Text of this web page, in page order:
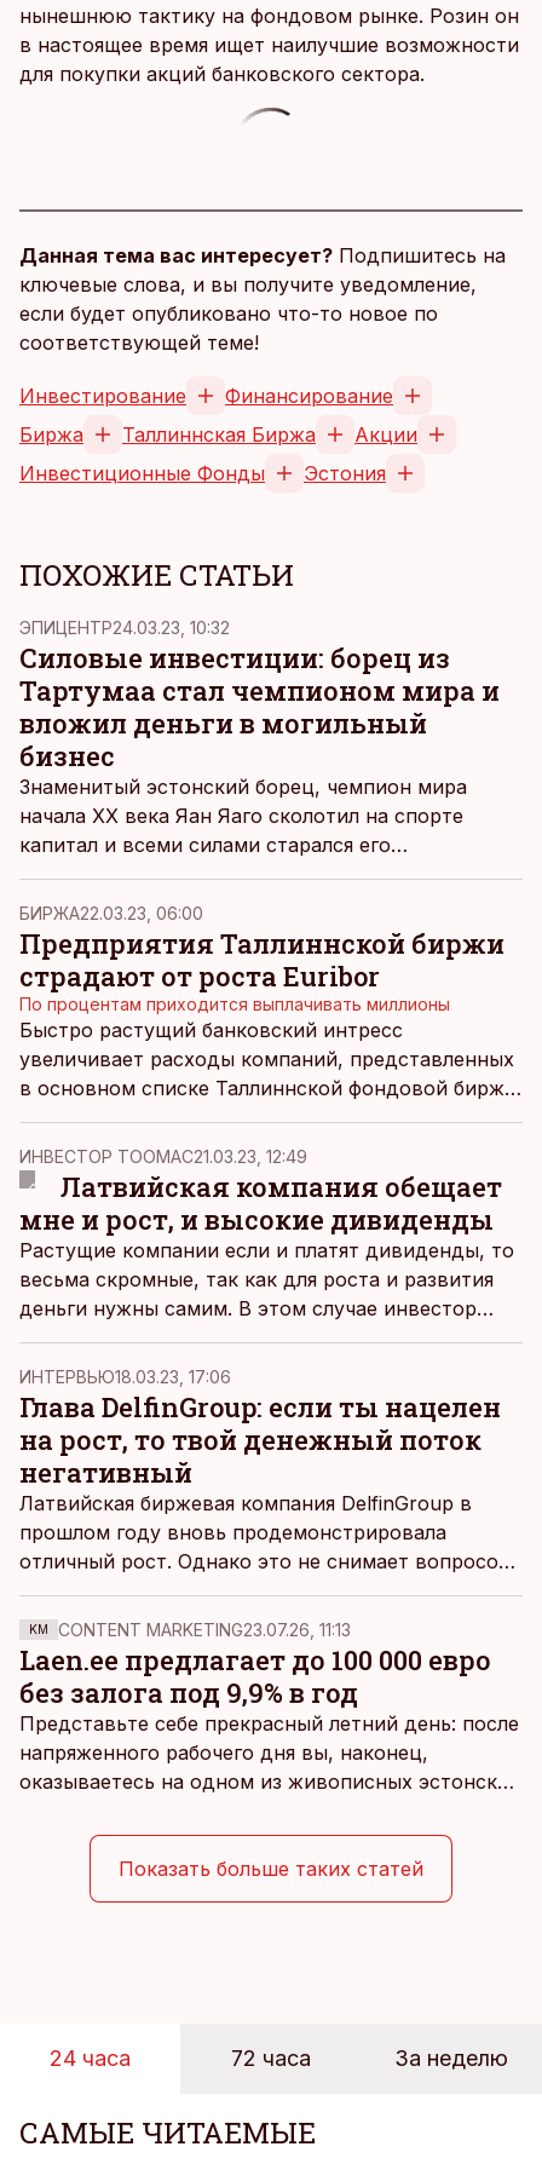
нынешнюю тактику на фондовом рынке. Розин он
в настоящее время ищет наилучшие возможности
для покупки акций банковского сектора.
Данная тема вас интересует? Подпишитесь на
ключевые слова, и вы получите уведомление,
если будет опубликовано что-то новое по
соответствующей теме!
Инвестирование
Финансирование
Биржа
Таллиннская Биржа
Акции
Инвестиционные Фонды
Эстония
ПОХОЖИЕ СТАТЬИ
ЭПИЦЕНТР24.03.23, 10:32
Силовые инвестиции: борец из
Тартумаа стал чемпионом мира и
вложил деньги в могильный
бизнес
Знаменитый эстонский борец, чемпион мира
начала ХХ века Яан Яаго сколотил на спорте
капитал и всеми силами старался его
приумножить. Но выбирал для вложений
экзотические объекты – от цирка в Сибири до
ритуальных услуг.
БИРЖА22.03.23, 06:00
Предприятия Таллиннской биржи
страдают от роста Euribor
По процентам приходится выплачивать миллионы
Быстро растущий банковский интресс
увеличивает расходы компаний, представленных
в основном списке Таллиннской фондовой биржи,
и может свести на нет прибыль и дивиденды
следующего года. Некоторые предприятия смогли
предвидеть подстерегающие их опасности и
снизить риски, другие же все проворонили.
ИНВЕСТОР ТООМАС21.03.23, 12:49
Латвийская компания обещает
мне и рост, и высокие дивиденды
Растущие компании если и платят дивиденды, то
весьма скромные, так как для роста и развития
деньги нужны самим. В этом случае инвестор
делает ставку на увеличение стоимости акции.
Щедрые же дивиденды, как правило, платят
большие и состоявшиеся компании, которые уже
могут позволить себе пожинать плоды своего
успеха. Но на рынке можно найти компании,
которые умудряются и расти, и платить хорошие
дивиденды одновременно. Одна из таких есть
даже на балтийской бирже.
ИНТЕРВЬЮ18.03.23, 17:06
Глава DelfinGroup: если ты нацелен
на рост, то твой денежный поток
негативный
Латвийская биржевая компания DelfinGroup в
прошлом году вновь продемонстрировала
отличный рост. Однако это не снимает вопросов
о ее финансовом положении.
KM CONTENT MARKETING23.07.26, 11:13
Laen.ee предлагает до 100 000 евро
без залога под 9,9% в год
Представьте себе прекрасный летний день: после
напряженного рабочего дня вы, наконец,
оказываетесь на одном из живописных эстонских
достигает 18 градусов, но вы как закаленный
предприниматель знаете, что смелость города
берет, и без долгих раздумий бросаетесь в воду.
Показать больше таких статей
24 часа 72 часа За неделю
САМЫЕ ЧИТАЕМЫЕ